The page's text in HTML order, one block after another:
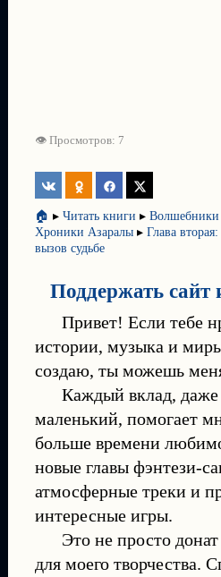
👁 Просмотров: 7
🏠 ▸ Читать книги ▸ Волшебники
Хроники Азаралы ▸ Глава
вызов судьбе
Поддержать сайт
Привет! Если тебе
истории, музыка и
создаю, ты можешь
Каждый вклад,
маленький, помогает
больше времени
новые главы фэнтези-
атмосферные треки и
интересные игры.
Это не просто
для моего творчества.